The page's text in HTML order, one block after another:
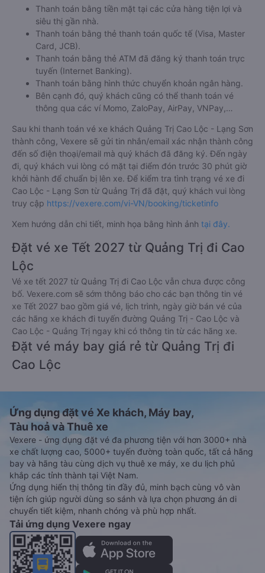
Thanh toán bằng tiền mặt tại các cửa hàng tiện lợi và
siêu thị gần nhà.
Thanh toán bằng thẻ thanh toán quốc tế (Visa, Master
Card, JCB).
Thanh toán bằng thẻ ATM đã đăng ký thanh toán trực
tuyến (Internet Banking).
Thanh toán bằng hình thức chuyển khoản ngân hàng.
Bên cạnh đó, quý khách cũng có thể thanh toán vé
thông qua các ví Momo, ZaloPay, AirPay, VNPay,…
Sau khi thanh toán vé xe khách Quảng Trị Cao Lộc - Lạng Sơn
thành công, Vexere sẽ gửi tin nhắn/email xác nhận thành công
đến số điện thoại/email mà quý khách đã đăng ký. Đến ngày
đi, quý khách vui lòng có mặt tại điểm đón trước 30 phút giờ
khởi hành để chuẩn bị lên xe. Để kiểm tra tình trạng vé xe đi
Cao Lộc - Lạng Sơn từ Quảng Trị đã đặt, quý khách vui lòng
truy cập https://vexere.com/vi-VN/booking/ticketinfo
Xem hướng dẫn chi tiết, minh họa bằng hình ảnh tại đây.
Đặt vé xe Tết 2027 từ Quảng Trị đi Cao
Lộc
Vé xe tết 2027 từ Quảng Trị đi Cao Lộc vẫn chưa được công
bố. Vexere.com sẽ sớm thông báo cho các bạn thông tin vé
xe Tết 2027 bao gồm giá vé, lịch trình, ngày giờ bán vé của
các hãng xe khách đi tuyến đường Quảng Trị - Cao Lộc và
Cao Lộc - Quảng Trị ngay khi có thông tin từ các hãng xe.
Đặt vé máy bay giá rẻ từ Quảng Trị đi
Cao Lộc
Ứng dụng đặt vé Xe khách, Máy bay,
Tàu hoả và Thuê xe
Vexere - ứng dụng đặt vé đa phương tiện với hơn 3000+ nhà
xe chất lượng cao, 5000+ tuyến đường toàn quốc, tất cả hãng
bay và hãng tàu cùng dịch vụ thuê xe máy, xe du lịch phủ
khắp các tỉnh thành tại Việt Nam.
Ứng dụng hiển thị thông tin đầy đủ, minh bạch cùng vô vàn
tiện ích giúp người dùng so sánh và lựa chọn phương án di
chuyển tiết kiệm, nhanh chóng và phù hợp nhất.
Tải ứng dụng Vexere ngay